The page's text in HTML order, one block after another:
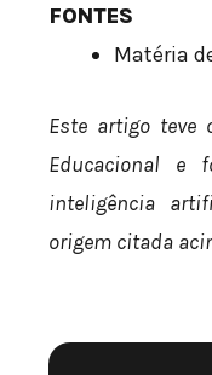
FONTES
Matéria
Este artigo teve
Educacional e
inteligência
origem citada